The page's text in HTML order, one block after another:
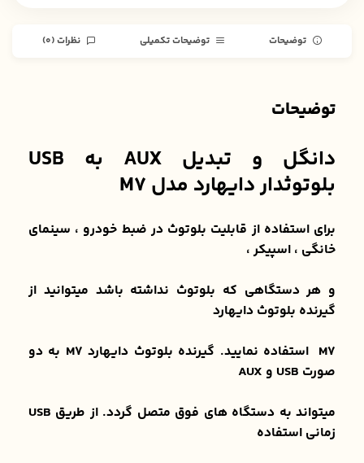
توضیحات توضیحات تکمیلی نظرات (0)
توضیحات
دانگل و تبدیل AUX به USB
بلوتوثدار دایهارد مدل M7
برای استفاده از قابلیت بلوتوث در ضبط خودرو ، سینمای
خانگی ، اسپیکر ،
و هر دستگاهی که بلوتوث نداشته باشد میتوانید از
گیرنده بلوتوث دایهارد
M7 استفاده نمایید. گیرنده بلوتوث دایهارد M7 به دو
صورت USB و AUX
میتواند به دستگاه های فوق متصل گردد. از طریق USB
زمانی استفاده